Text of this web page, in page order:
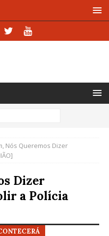
Nós Queremos Dizer
Dizer
a Polícia